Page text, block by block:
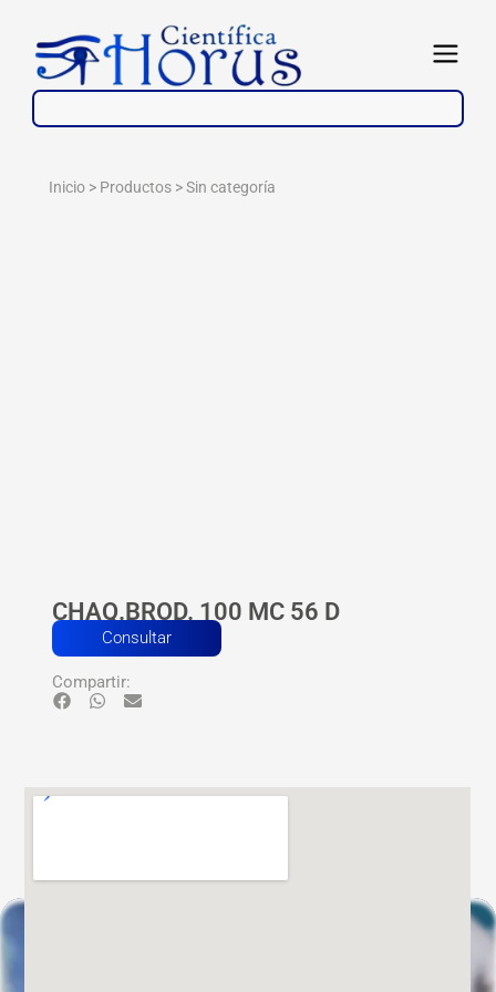
contenido
Abrir
Inicio > Productos >Sin categoría
CHAQ.BROD. 100 MC 56 D
Consultar
Compartir: